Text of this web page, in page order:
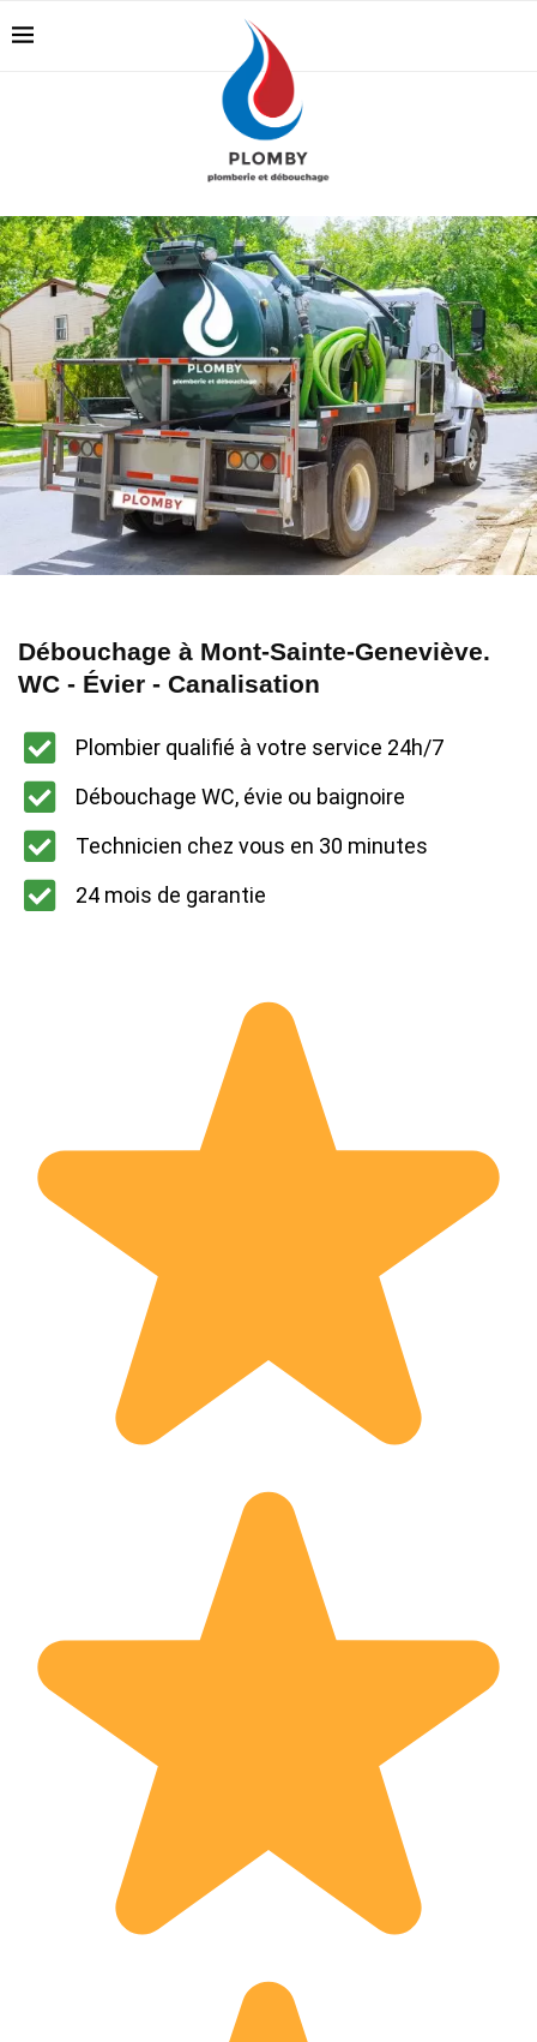
Débouchage à Mont-Sainte-Geneviève.
WC - Évier - Canalisation
Plombier qualifié à votre service 24h/7
Débouchage WC, évie ou baignoire
Technicien chez vous en 30 minutes
24 mois de garantie